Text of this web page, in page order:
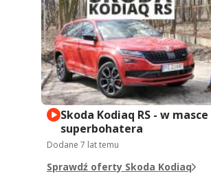
Skoda Kodiaq RS - w masce
superbohatera
Dodane 7 lat temu
Sprawdź oferty Skoda Kodiaq